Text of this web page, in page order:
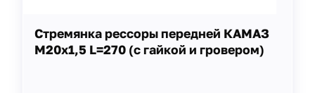
Стремянка рессоры передней КАМАЗ
М20х1,5 L=270 (с гайкой и гровером)